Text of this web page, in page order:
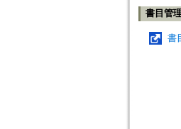
書目管
書